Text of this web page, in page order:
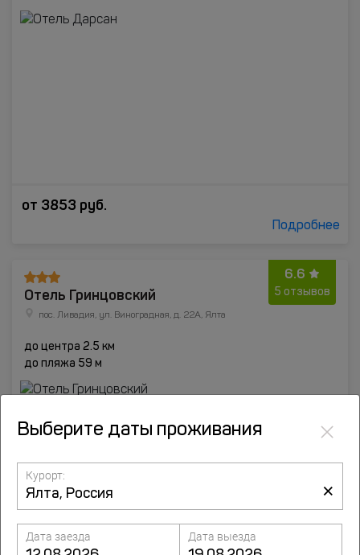
от 3853 руб.
Подробнее
6.6
5 отзывов
Отель Гринцовский
пос. Ливадия, ул. Виноградная, д. 22А, Ялта
до центра 2.5 км
до пляжа 59 м
Выберите даты проживания ×
Курорт:
×
Дата заезда Дата выезда